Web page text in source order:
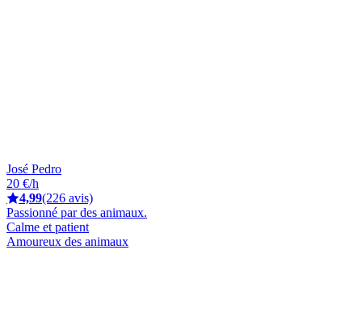
José Pedro
20 €/h
4,99(226 avis)
Passionné par des animaux.
Calme et patient
Amoureux des animaux